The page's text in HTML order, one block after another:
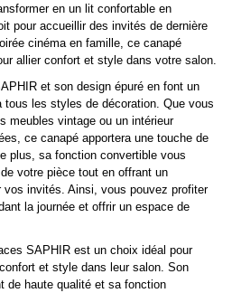
en un lit confortable en
pour accueillir des invités de dernière
cinéma en famille, ce canapé
allier confort et style dans votre salon.
et son design épuré en font un
les styles de décoration. Que vous
meubles vintage ou un intérieur
ce canapé apportera une touche de
plus, sa fonction convertible vous
votre pièce tout en offrant un
vos invités. Ainsi, vous pouvez profiter
la journée et offrir un espace de
SAPHIR est un choix idéal pour
et style dans leur salon. Son
de haute qualité et sa fonction